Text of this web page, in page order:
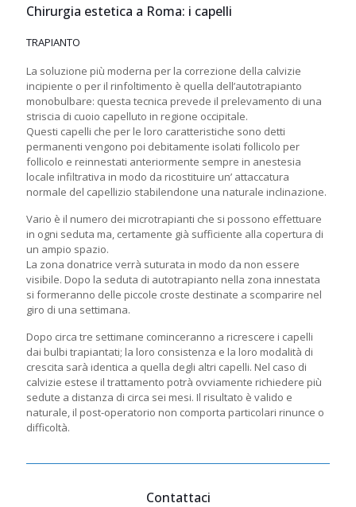
Chirurgia estetica a Roma: i capelli
TRAPIANTO
La soluzione più moderna per la correzione della calvizie
incipiente o per il rinfoltimento è quella dell’autotrapianto
monobulbare: questa tecnica prevede il prelevamento di una
striscia di cuoio capelluto in regione occipitale.
Questi capelli che per le loro caratteristiche sono detti
permanenti vengono poi debitamente isolati follicolo per
follicolo e reinnestati anteriormente sempre in anestesia
locale infiltrativa in modo da ricostituire un’ attaccatura
normale del capellizio stabilendone una naturale inclinazione.
Vario è il numero dei microtrapianti che si possono effettuare
in ogni seduta ma, certamente già sufficiente alla copertura di
un ampio spazio.
La zona donatrice verrà suturata in modo da non essere
visibile. Dopo la seduta di autotrapianto nella zona innestata
si formeranno delle piccole croste destinate a scomparire nel
giro di una settimana.
Dopo circa tre settimane cominceranno a ricrescere i capelli
dai bulbi trapiantati; la loro consistenza e la loro modalità di
crescita sarà identica a quella degli altri capelli. Nel caso di
calvizie estese il trattamento potrà ovviamente richiedere più
sedute a distanza di circa sei mesi. Il risultato è valido e
naturale, il post-operatorio non comporta particolari rinunce o
difficoltà.
Contattaci